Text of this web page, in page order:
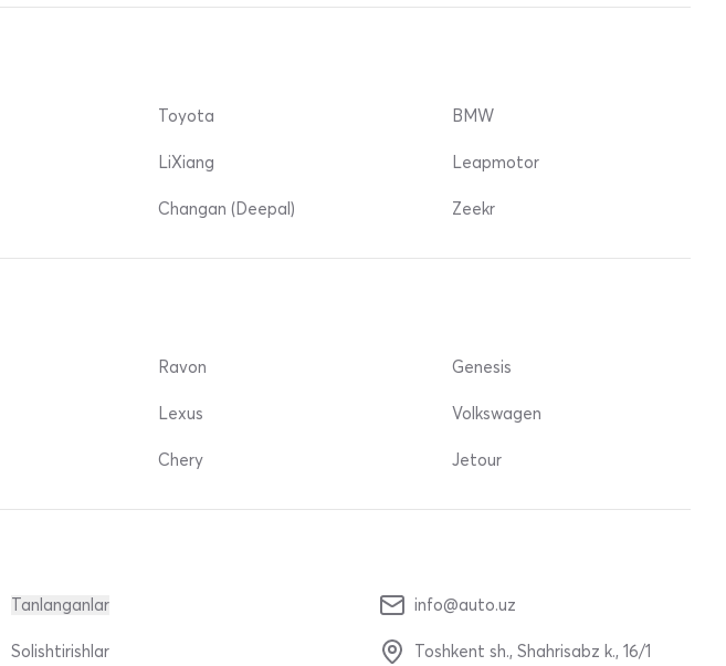
Toyota
LiXiang
Changan (Deepal)
BMW
Leapmotor
Zeekr
Ravon
Lexus
Chery
Genesis
Volkswagen
Jetour
Tanlanganlar
Solishtirishlar
info@auto.uz
Toshkent sh., Shahrisabz k., 16/1